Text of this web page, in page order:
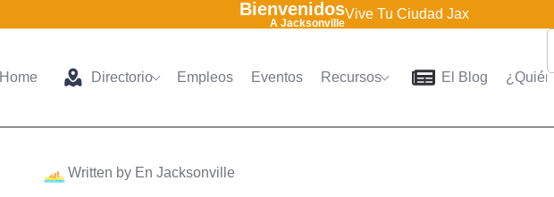
Bienvenidos
A Jacksonville
Vive Tu Ciudad Jax
Home Directorio Empleos Eventos Recursos El Blog
Written by En Jacksonville